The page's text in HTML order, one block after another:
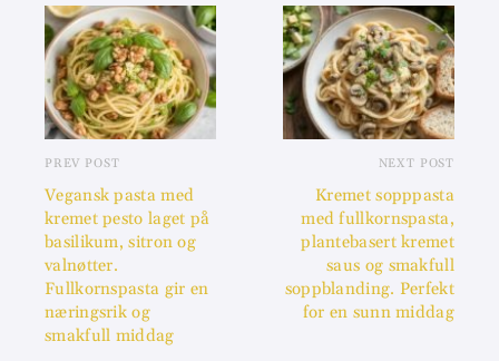
PREV POST
Vegansk pasta med
kremet pesto laget på
basilikum, sitron og
valnøtter.
Fullkornspasta gir en
næringsrik og
smakfull middag
NEXT POST
Kremet sopppasta
med fullkornspasta,
plantebasert kremet
saus og smakfull
soppblanding. Perfekt
for en sunn middag